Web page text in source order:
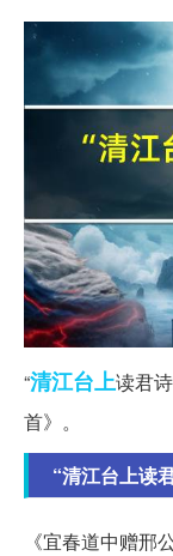
“清江台上读君
首》。
“清江台上读
《宜春道中赠邢